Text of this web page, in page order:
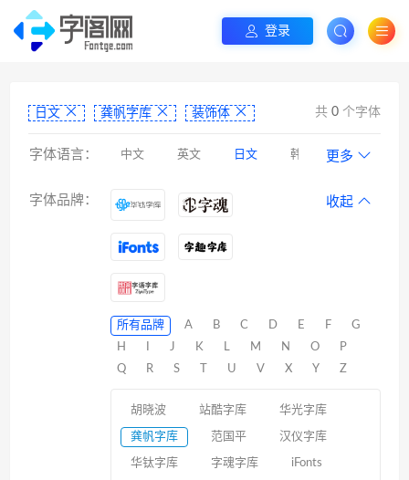
登录
日文 龚帆字库 装饰体 共 0 个字体
字体语言： 中文 英文 日文 韩文
罗马尼亚文 彝文
更多
字体品牌： 收起
所有品牌 A B C D E F
G
H
J K L M N O
P
Q
R S U V X Y Z
胡晓波 站酷字库 华光字库
龚帆字库 范国平 汉仪字库
华钛字库 字魂字库 iFonts